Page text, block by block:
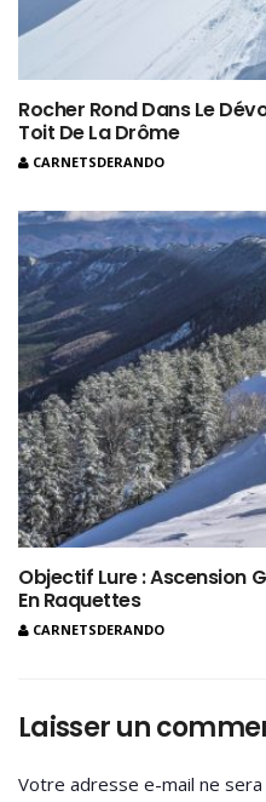
Rocher Rond Dans Le
Toit De La Drôme
CARNETSDERANDO
Objectif Lure : Ascension
En Raquettes
CARNETSDERANDO
Laisser un
Votre adresse e-mail ne sera